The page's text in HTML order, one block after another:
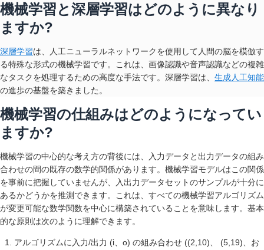
機械学習と深層学習はどのように異なり
ますか?
深層学習は、人工ニューラルネットワークを使用して人間の脳を模倣す
る特殊な形式の機械学習です。これは、画像認識や音声認識などの複雑
なタスクを処理するための高度な手法です。深層学習は、 生成人工知能
の進歩の基盤を築きました。
機械学習の仕組みはどのようになってい
ますか?
機械学習の中心的な考え方の背後には、入力データと出力データの組み
合わせの間の既存の数学的関係があります。機械学習モデルはこの関係
を事前に把握していませんが、入出力データセットのサンプルが十分に
あるかどうかを推測できます。これは、すべての機械学習アルゴリズム
が変更可能な数学関数を中心に構築されていることを意味します。基本
的な原則は次のように理解できます。
アルゴリズムに入力/出力 (i、o) の組み合わせ ((2,10)、 (5,19)、お